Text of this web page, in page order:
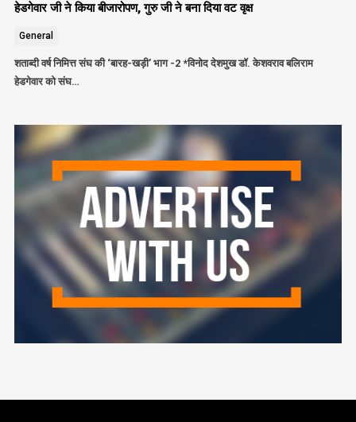
हेडगेवार जी ने किया बीजारोपण, गुरु जी ने बना दिया वट वृक्ष
General
शताब्दी वर्ष निमित्त संघ की ‘बारह-खड़ी’ भाग -2 *विनोद देशमुख डॉ. केशवराव बलिराम
हेडगेवार को संघ…